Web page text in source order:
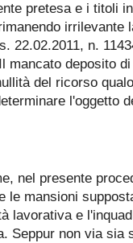
pretesa e i titoli
irrilevante
22.02.2011, n.
mancato deposito
del ricorso
l'oggetto
nel presente
le mansioni
lavorativa e
Seppur non via sia